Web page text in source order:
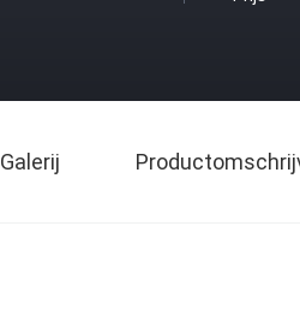
Galerij